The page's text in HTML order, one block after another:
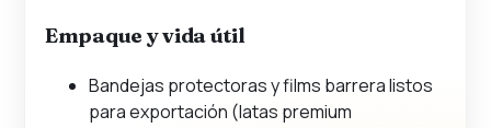
Empaque y vida útil
Bandejas protectoras y films barrera listos
para exportación (latas premium